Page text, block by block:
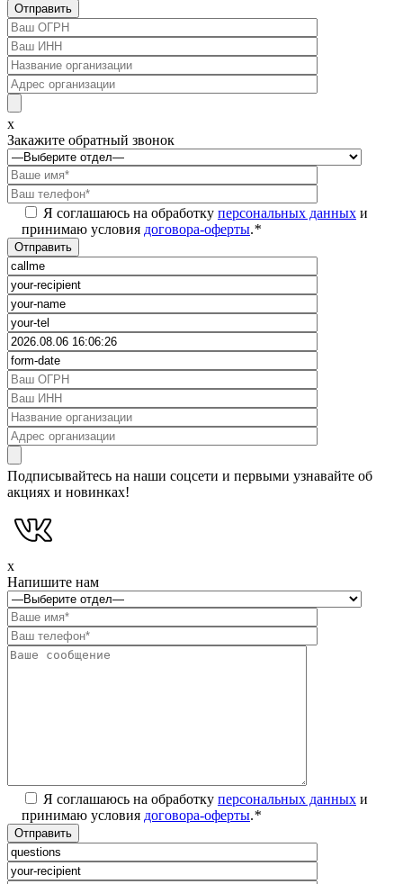
x
Закажите обратный звонок
Я соглашаюсь на обработку персональных данных и
принимаю условия договора-оферты.*
Подписывайтесь на наши соцсети и первыми узнавайте об
акциях и новинках!
x
Напишите нам
Я соглашаюсь на обработку персональных данных и
принимаю условия договора-оферты.*